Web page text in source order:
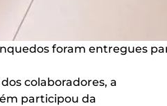
foram entregues
colaboradores, a
participou da